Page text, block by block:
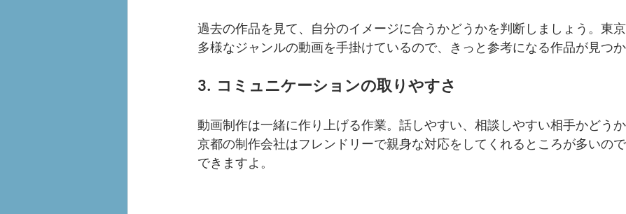
過去の作品を見て、自分のイメージに合うかどうかを判断しましょう。東
多様なジャンルの動画を手掛けているので、きっと参考になる作品が見つか
3. コミュニケーションの取りやすさ
動画制作は一緒に作り上げる作業。話しやすい、相談しやすい相手かどう
京都の制作会社はフレンドリーで親身な対応をしてくれるところが多いの
できますよ。